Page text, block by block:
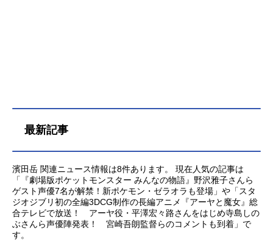
ayarkInc.「DEEMO」総監督：藤咲淳
一監督：松下周平脚本：藤咲淳一
藤沢文翁キャラクターデザイン：め
ばち主題歌制作：梶浦由記制作：シ
グナル・エムディ（ProductionI.G）
ProductionI.G製作・配給：ポニー
最新記事
濱田岳 関連ニュース情報は8件あります。 現在人気の記事は
「『劇場版ポケットモンスター みんなの物語』野沢雅子さんら
ゲスト声優7名が解禁！新ポケモン・ゼラオラも登場」や「スタ
ジオジブリ初の全編3DCG制作の長編アニメ『アーヤと魔女』総
合テレビで放送！ アーヤ役・平澤宏々路さんをはじめ寺島しの
ぶさんら声優陣発表！ 宮崎吾朗監督らのコメントも到着」で
す。